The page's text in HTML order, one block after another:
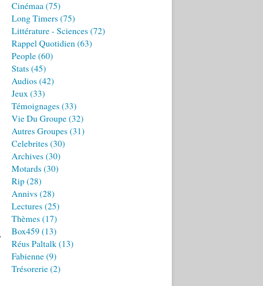
Cinémaa(75)
Long Timers (75)
Littérature - Sciences (72)
Rappel Quotidien(63)
People(60)
Stats (45)
Audios (42)
Jeux(33)
Témoignages (33)
Vie Du Groupe(32)
Autres Groupes (31)
Celebrites (30)
Archives (30)
Motards (30)
Rip(28)
Annivs (28)
Lectures (25)
Thèmes (17)
Box459 (13)
Réus Paltalk(13)
Fabienne(9)
Trésorerie(2)